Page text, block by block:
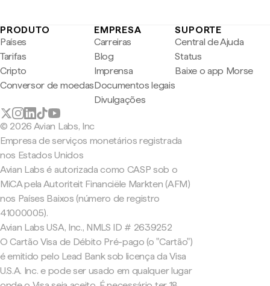
PRODUTO
Países
Tarifas
Cripto
Conversor de moedas
EMPRESA
Carreiras
Blog
Imprensa
Documentos legais
Divulgações
SUPORTE
Central de Ajuda
Status
Baixe o app Morse
© 2026 Avian Labs, Inc
Empresa de serviços monetários registrada
nos Estados Unidos
Avian Labs é autorizada como CASP sob o
MiCA pela Autoriteit Financiële Markten (AFM)
nos Países Baixos (número de registro
41000005).
Avian Labs USA, Inc., NMLS ID # 2639252
O Cartão Visa de Débito Pré-pago (o "Cartão")
é emitido pelo Lead Bank sob licença da Visa
U.S.A. Inc. e pode ser usado em qualquer lugar